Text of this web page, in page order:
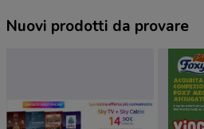
Nuovi prodotti da provare